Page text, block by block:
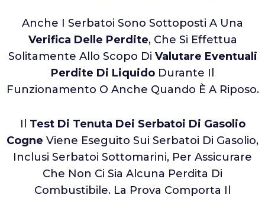
Anche I Serbatoi Sono Sottoposti A Una
Verifica Delle Perdite, Che Si Effettua
Solitamente Allo Scopo Di Valutare Eventuali
Perdite Di Liquido Durante Il
Funzionamento O Anche Quando È A Riposo.
Il Test Di Tenuta Dei Serbatoi Di Gasolio
Cogne Viene Eseguito Sui Serbatoi Di Gasolio,
Inclusi Serbatoi Sottomarini, Per Assicurare
Che Non Ci Sia Alcuna Perdita Di
Combustibile. La Prova Comporta Il